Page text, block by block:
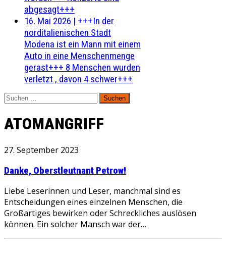
abgesagt+++
16. Mai 2026 | +++In der
norditalienischen Stadt
Modena ist ein Mann mit einem
Auto in eine Menschenmenge
gerast+++ 8 Menschen wurden
verletzt , davon 4 schwer+++
Suchen
nach:
ATOMANGRIFF
27. September 2023
Danke, Oberstleutnant Petrow!
Liebe Leserinnen und Leser, manchmal sind es
Entscheidungen eines einzelnen Menschen, die
Großartiges bewirken oder Schreckliches auslösen
können. Ein solcher Mansch war der…